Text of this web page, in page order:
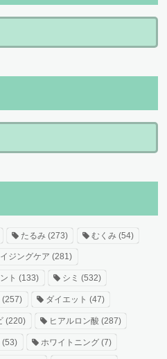
たるみ (273) むくみ(54)
ジングケア (281)
ト (133) シミ (532)
(257) ダイエット (47)
(220) ヒアルロン酸 (287)
(53) ホワイトニング (7)